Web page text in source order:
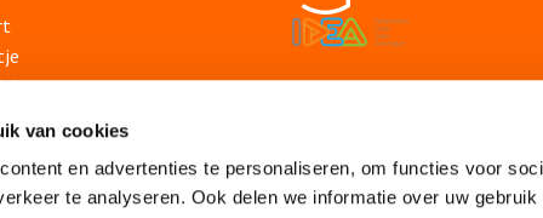
van cookies
en advertenties te personaliseren, om functies voor
te analyseren. Ook delen we informatie over uw gebruik
Privacy statement
Vacatures